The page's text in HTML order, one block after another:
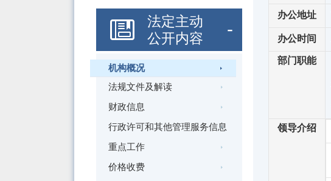
法定主动
公开内容
机构概况
法规文件及解读
财政信息
行政许可和其他管理服务信息
重点工作
价格收费
办公地址
办公时间
部门职能
领导介绍